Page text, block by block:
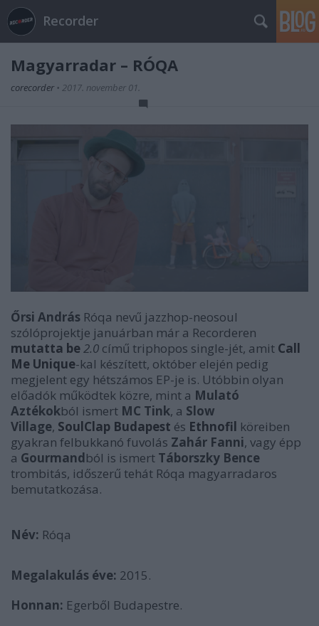
Recorder
Magyarradar – RÓQA
corecorder • 2017. november 01.
Őrsi András Róqa nevű jazzhop-neosoul
szólóprojektje januárban már a Recorderen
mutatta be2.0 című triphopos single-jét, amit Call
Me Unique-kal készített, október elején pedig
megjelent egy hétszámos EP-je is. Utóbbin olyan
előadók működtek közre, mint a Mulató
Aztékokból ismert MC Tink, a Slow
Village, SoulClap Budapest és Ethnofil köreiben
gyakran felbukkanó fuvolás Zahár Fanni, vagy épp
a Gourmandból is ismert Táborszky Bence
trombitás, időszerű tehát Róqa magyarradaros
bemutatkozása.
Név: Róqa
Megalakulás éve: 2015.
Honnan: Egerből Budapestre.